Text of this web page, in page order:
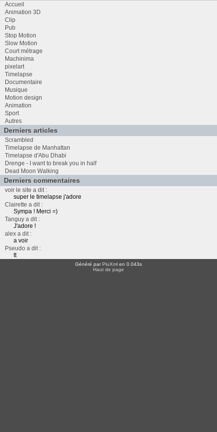
Accueil
Animation 3D
Clip
Pub
Stop Motion
Slow Motion
Court métrage
Machinima
pixelart
Timelapse
Documentaire
Musique
Motion design
Animation
Sport
Autres
Derniers articles
Scrambled
Timelapse de Manhattan
Timelapse d'Abu Dhabi
Drenge - I want to break you in half
Dead Moon Walking
Derniers commentaires
voir le site a dit :
super le timelapse j'adore
Clairette a dit :
Sympa ! Merci =)
Tanguy a dit :
J'adore !
alex a dit :
a voir
Pseudo a dit :
tt
Généré parPluXml en 0.043s
Haut de page